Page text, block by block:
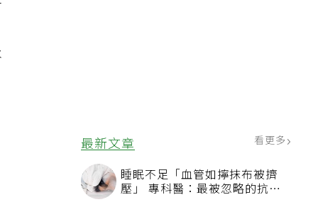
最新文章 看更多
睡眠不足「血管如擰抹布被擠
壓」 專科醫：最被忽略的抗老